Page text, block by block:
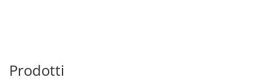
Prodotti